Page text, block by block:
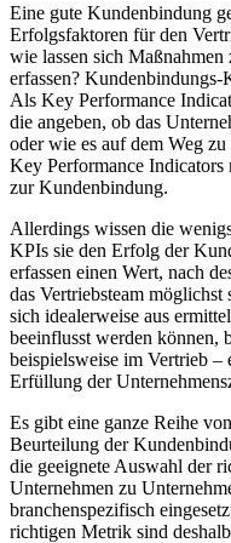
Eine gute Kundenbindung
Erfolgsfaktoren für den
wie lassen sich
erfassen?
Als Key Performance
die angeben, ob das
oder wie es auf dem Weg
Key Performance Indicators
zur Kundenbindung.
Allerdings wissen die
KPIs sie den Erfolg der
erfassen einen Wert, nach
das Vertriebsteam
sich idealerweise aus
beeinflusst werden können,
beispielsweise im Vertrieb
Erfüllung der
Es gibt eine ganze Reihe
Beurteilung der
die geeignete Auswahl der
Unternehmen zu
branchenspezifisch
richtigen Metrik sind